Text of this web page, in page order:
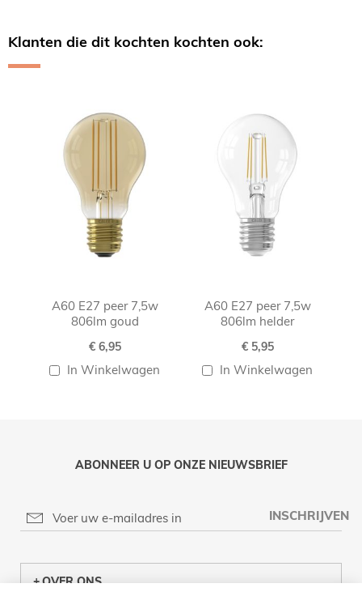
Klanten die dit kochten kochten ook:
A60 E27 peer 7,5w
806lm goud
€ 6,95
In Winkelwagen
A60 E27 peer 7,5w
806lm helder
€ 5,95
In Winkelwagen
ABONNEER U OP ONZE NIEUWSBRIEF
INSCHRIJVEN
OVER ONS